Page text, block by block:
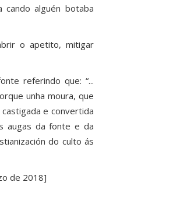
cando alguén botaba
o apetito, mitigar
referindo que: “...
unha moura, que
e convertida
augas da fonte e da
do culto ás
de 2018]